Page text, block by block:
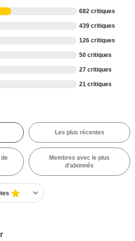
682 critiques
439 critiques
126 critiques
50 critiques
27 critiques
21 critiques
Les plus récentes
Membres avec le plus
d'abonnés